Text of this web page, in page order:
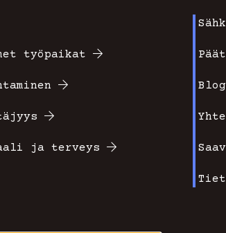
työpaikat
ja terveys
2